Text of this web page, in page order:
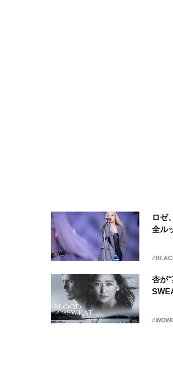
ロゼ
全ル
杏が